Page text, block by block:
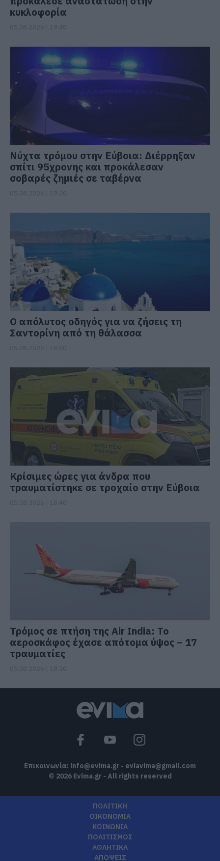
κυκλοφορία
Νύχτα τρόμου στην Εύβοια: Διέρρηξαν
σπίτι 95χρονης και προκάλεσαν
σοβαρές ζημιές σε ταβέρνα
Ο απόλυτος οδηγός για να ζήσεις τη
Σαντορίνη από τη θάλασσα
Κρίσιμες ώρες για άνδρα που
τραυματίστηκε σε τροχαίο στην Εύβοια
Τρόμος σε πτήση της Air India: Το
αεροσκάφος έχασε απότομα ύψος – 17
τραυματίες
Επικοινωνία: info@evima.gr - eviavima@gmail.com
© 2026 Evima.gr - All rights reserved
ΠΟΛΙΤΙΚΗ
ΟΙΚΟΝΟΜΙΑ
ΚΟΙΝΩΝΙΑ
ΠΟΛΙΤΙΣΜΟΣ
ΑΘΛΗΤΙΚΑ
ΑΠΟΨΕΙΣ